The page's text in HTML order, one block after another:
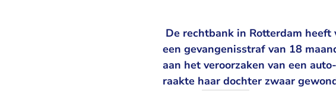
De rechtbank in Rotterdam
een gevangenisstraf van 18
aan het veroorzaken van een
raakte haar dochter zwaar